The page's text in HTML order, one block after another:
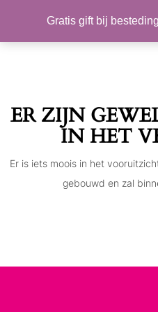
Toggle
MIJN ACCOUNT
ER ZIJN
IN HET
Er is iets moois in het
gebouwd en zal
Gratis gift bij